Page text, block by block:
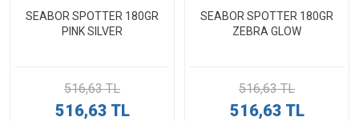
SEABOR SPOTTER 180GR
PINK SILVER
516,63 TL
516,63 TL
SEABOR SPOTTER 180GR
ZEBRA GLOW
516,63 TL
516,63 TL